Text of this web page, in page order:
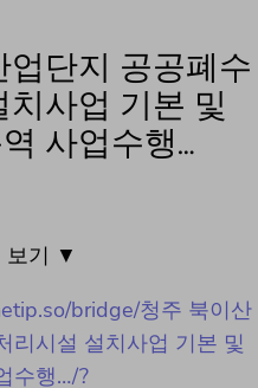
업단지 공공폐수
사업 기본 및
사업수행…
보기 ▼
bridge/청주 북이산
리시설 설치사업 기본 및
수행…/?